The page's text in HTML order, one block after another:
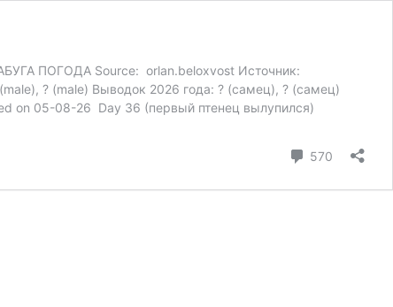
ПОГОДА Source: orlan.beloxvost Источник:
? (male) Выводок 2026 года: ? (самец), ? (самец)
on 05-08-26 Day 36 (первый птенец вылупился)
570 Comments